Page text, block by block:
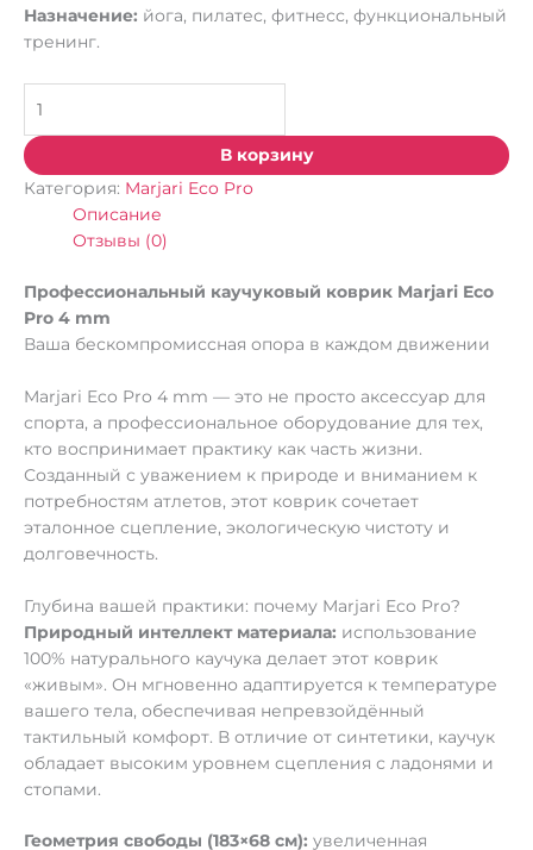
Назначение: йога, пилатес, фитнесс, функциональный
тренинг.
В корзину
Категория: Marjari Eco Pro
Описание
Отзывы (0)
Профессиональный каучуковый коврик Marjari Eco
Pro 4 mm
Ваша бескомпромиссная опора в каждом движении
Marjari Eco Pro 4 mm — это не просто аксессуар для
спорта, а профессиональное оборудование для тех,
кто воспринимает практику как часть жизни.
Созданный с уважением к природе и вниманием к
потребностям атлетов, этот коврик сочетает
эталонное сцепление, экологическую чистоту и
долговечность.
Глубина вашей практики: почему Marjari Eco Pro?
Природный интеллект материала: использование
100% натурального каучука делает этот коврик
«живым». Он мгновенно адаптируется к температуре
вашего тела, обеспечивая непревзойдённый
тактильный комфорт. В отличие от синтетики, каучук
обладает высоким уровнем сцепления с ладонями и
стопами.
Геометрия свободы (183×68 см): увеличенная